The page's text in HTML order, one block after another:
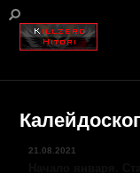
21.08.2021